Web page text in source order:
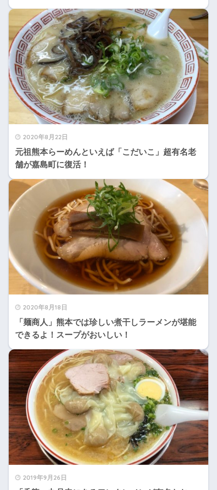
2020年8月22日
元祖熊本らーめんといえば「こだいこ」超有名老
舗が嘉島町に復活！
2020年8月18日
「麺商人」熊本では珍しい煮干しラーメンが堪能
できるよ！スープがおいしい！
2019年9月26日